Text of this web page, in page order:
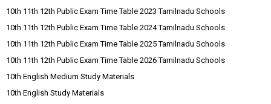
10th 11th 12th Public Exam Time Table 2023 Tamilnadu Schools
10th 11th 12th Public Exam Time Table 2024 Tamilnadu Schools
10th 11th 12th Public Exam Time Table 2025 Tamilnadu Schools
10th 11th 12th Public Exam Time Table 2026 Tamilnadu Schools
10th English Medium Study Materials
10th English Study Materials